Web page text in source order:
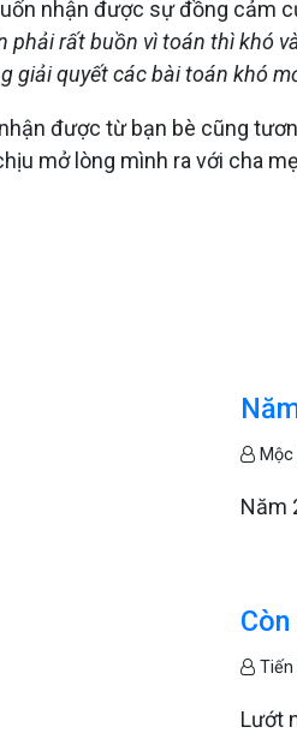
nhận được sự đồng cảm
phải rất buồn vì toán thì khó
giải quyết các bài toán khó
được từ bạn bè cũng
mở lòng mình ra với cha
Mộc
Năm
Tiến
Lướt